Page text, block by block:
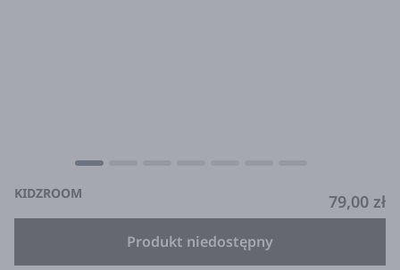
KIDZROOM 79,00 zł
Produkt niedostępny